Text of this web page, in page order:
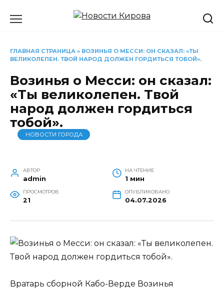
ГЛАВНАЯ СТРАНИЦА » ВОЗИНЬЯ О МЕССИ: ОН СКАЗАЛ: «ТЫ
ВЕЛИКОЛЕПЕН. ТВОЙ НАРОД ДОЛЖЕН ГОРДИТЬСЯ ТОБОЙ».
Возинья о Месси: он сказал:
«Ты великолепен. Твой
народ должен гордиться
тобой».
НОВОСТИ ГОРОДА
АВТОР
admin
НА ЧТЕНИЕ
1 мин
ПРОСМОТРОВ
21
ОПУБЛИКОВАНО
04.07.2026
Вратарь сборной Кабо-Верде Возинья